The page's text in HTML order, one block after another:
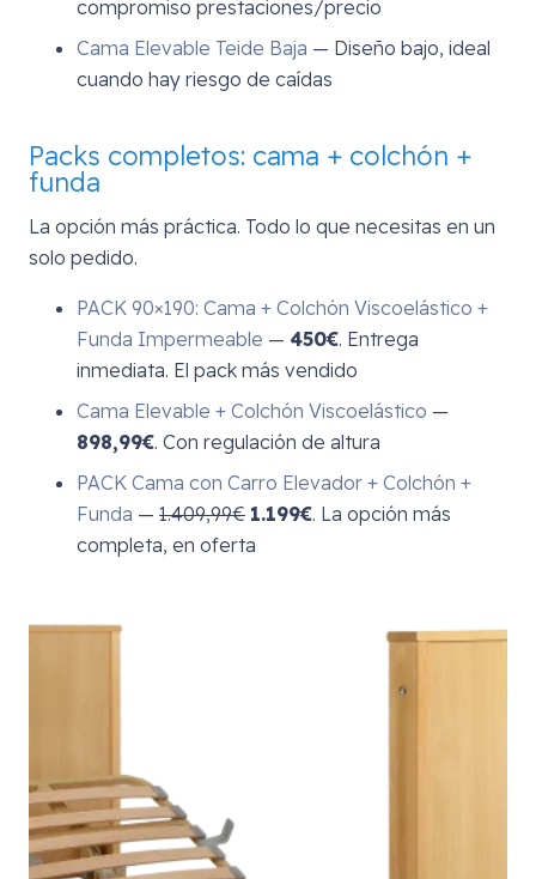
compromiso prestaciones/precio
Cama Elevable Teide Baja — Diseño bajo, ideal
cuando hay riesgo de caídas
Packs completos: cama + colchón +
funda
La opción más práctica. Todo lo que necesitas en un
solo pedido.
PACK 90×190: Cama + Colchón Viscoelástico +
Funda Impermeable — 450€. Entrega
inmediata. El pack más vendido
Cama Elevable + Colchón Viscoelástico —
898,99€. Con regulación de altura
PACK Cama con Carro Elevador + Colchón +
Funda — 1.409,99€ 1.199€. La opción más
completa, en oferta